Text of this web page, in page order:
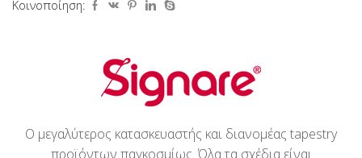
Κοινοποίηση:
Ο μεγαλύτερος κατασκευαστής και διανομέας tapestry
προϊόντων παγκοσμίως. Όλα τα σχέδια είναι